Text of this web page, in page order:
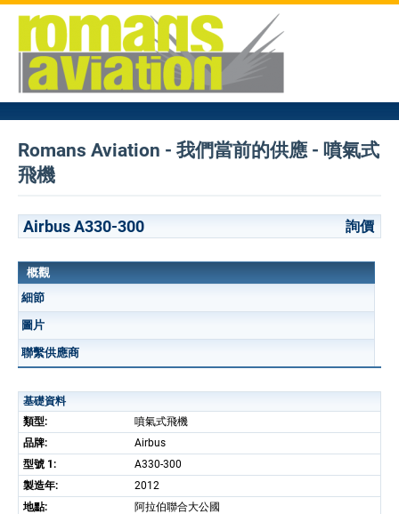
Romans Aviation - 我們當前的供應 - 噴氣式
飛機
Airbus A330-300 詢價
概觀
細節
圖片
聯繫供應商
基礎資料
類型:
噴氣式飛機
品牌:
Airbus
型號 1:
A330-300
製造年:
2012
地點:
阿拉伯聯合大公國